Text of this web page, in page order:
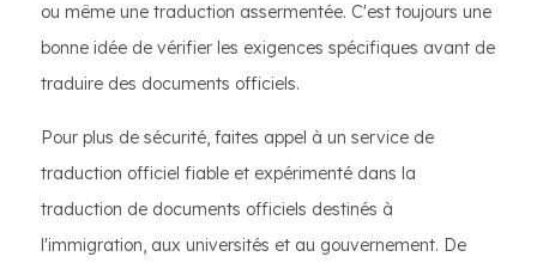
ou même une traduction assermentée. C'est toujours une
bonne idée de vérifier les exigences spécifiques avant de
traduire des documents officiels.
Pour plus de sécurité, faites appel à un service de
traduction officiel fiable et expérimenté dans la
traduction de documents officiels destinés à
l'immigration, aux universités et au gouvernement. De